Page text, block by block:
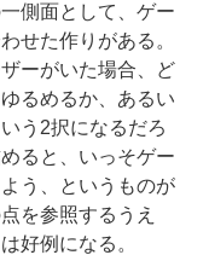
側面として、ゲー
せた作りがある。
ーがいた場合、ど
るめるか、あるい
う2択になるだろ
ると、いっそゲー
う、というものが
を参照するうえ
好例になる。